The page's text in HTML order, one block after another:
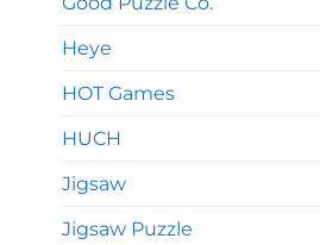
Heye
HOT Games
HUCH
Jigsaw
Jigsaw Puzzle